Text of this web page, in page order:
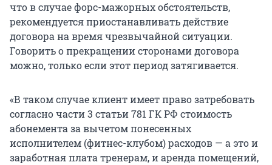
что в случае форс-мажорных обстоятельств,
рекомендуется приостанавливать действие
договора на время чрезвычайной ситуации.
Говорить о прекращении сторонами договора
можно, только если этот период затягивается.
«В таком случае клиент имеет право затребовать
согласно части 3 статьи 781 ГК РФ стоимость
абонемента за вычетом понесенных
исполнителем (фитнес-клубом) расходов — а это и
заработная плата тренерам, и аренда помещений,